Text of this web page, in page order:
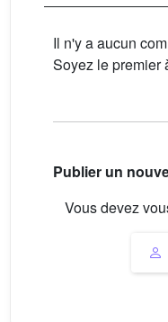
Il n'y a aucun
Soyez le premier
Publier un
Vous devez